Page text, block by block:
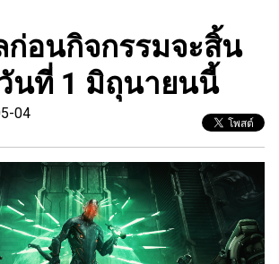
ก่อนกิจกรรมจะสิ้น
นที่ 1 มิถุนายนนี้
04